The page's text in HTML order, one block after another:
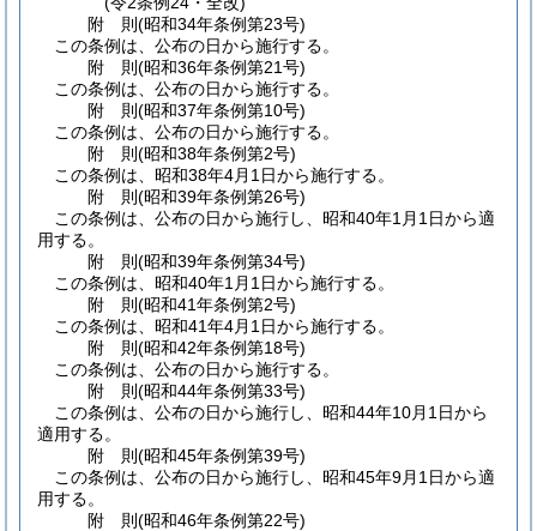
附 則(昭和34年条例第23号)
この条例は、公布の日から施行する。
附 則(昭和36年条例第21号)
この条例は、公布の日から施行する。
附 則(昭和37年条例第10号)
この条例は、公布の日から施行する。
附 則(昭和38年条例第2号)
この条例は、昭和38年4月1日から施行する。
附 則(昭和39年条例第26号)
この条例は、公布の日から施行し、昭和40年1月1日から適
用する。
附 則(昭和39年条例第34号)
この条例は、昭和40年1月1日から施行する。
附 則(昭和41年条例第2号)
この条例は、昭和41年4月1日から施行する。
附 則(昭和42年条例第18号)
この条例は、公布の日から施行する。
附 則(昭和44年条例第33号)
この条例は、公布の日から施行し、昭和44年10月1日から
適用する。
附 則(昭和45年条例第39号)
この条例は、公布の日から施行し、昭和45年9月1日から適
用する。
附 則(昭和46年条例第22号)